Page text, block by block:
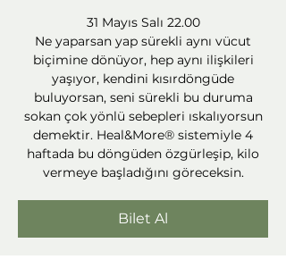
31 Mayıs Salı 22.00
Ne yaparsan yap sürekli aynı vücut
biçimine dönüyor, hep aynı ilişkileri
yaşıyor, kendini kısırdöngüde
buluyorsan, seni sürekli bu duruma
sokan çok yönlü sebepleri ıskalıyorsun
demektir. Heal&More® sistemiyle 4
haftada bu döngüden özgürleşip, kilo
vermeye başladığını göreceksin.
Bilet Al